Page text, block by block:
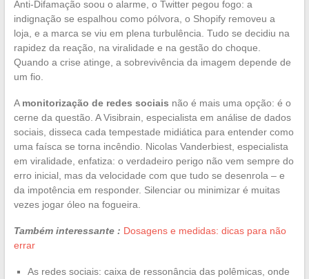
Anti-Difamação soou o alarme, o Twitter pegou fogo: a
indignação se espalhou como pólvora, o Shopify removeu a
loja, e a marca se viu em plena turbulência. Tudo se decidiu na
rapidez da reação, na viralidade e na gestão do choque.
Quando a crise atinge, a sobrevivência da imagem depende de
um fio.
A monitorização de redes sociais não é mais uma opção: é o
cerne da questão. A Visibrain, especialista em análise de dados
sociais, disseca cada tempestade midiática para entender como
uma faísca se torna incêndio. Nicolas Vanderbiest, especialista
em viralidade, enfatiza: o verdadeiro perigo não vem sempre do
erro inicial, mas da velocidade com que tudo se desenrola – e
da impotência em responder. Silenciar ou minimizar é muitas
vezes jogar óleo na fogueira.
Também interessante : Dosagens e medidas: dicas para não
errar
As redes sociais: caixa de ressonância das polêmicas, onde